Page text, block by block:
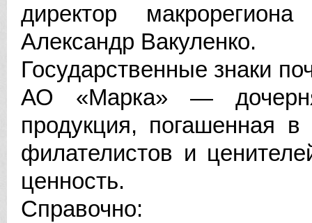
директор
Александр Вакуленко.
Государственные знаки
АО «Марка» —
продукция, погашенная
филателистов и
ценность.
Справочно: